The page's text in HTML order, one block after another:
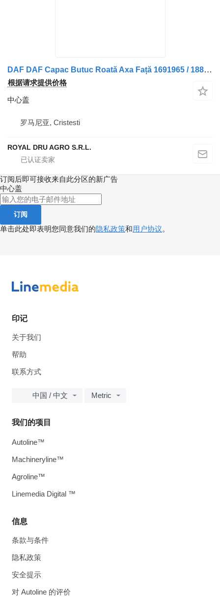
DAF DAF Capac Butuc Roată Axa Față 1691965 / 1881800
根据请求提供价格
中心盖
罗马尼亚, Cristesti
ROYAL DRU AGRO S.R.L.
订阅后即可接收来自此分区的新广告
中心盖
订阅
单击此处即表明您同意我们的隐私政策和用户协议。
印记
关于我们
帮助
联系方式
中国 / 中文 Metric
信息
条款与条件
隐私政策
安全提示
对 Autoline 的评价
我们的项目
Autoline™
Machineryline™
Agroline™
Linemedia Digital ™